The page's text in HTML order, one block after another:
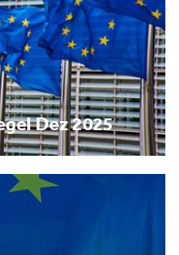
Dez 2025